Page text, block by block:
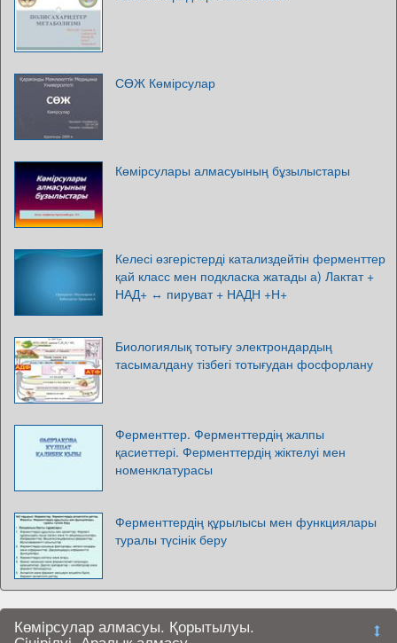
СӨЖ Көмірсулар
Көмірсулары алмасуының бұзылыстары
Келесі өзгерістерді катализдейтін ферменттер
қай класс мен подкласка жатады а) Лактат +
НАД+ ↔ пируват + НАДН +Н+
Биологиялық тотығу электрондардың
тасымалдану тізбегі тотығудан фосфорлану
Ферменттер. Ферменттердің жалпы
қасиеттері. Ферменттердің жіктелуі мен
номенклатурасы
Ферменттердің құрылысы мен функциялары
туралы түсінік беру
Көмiрсулар алмасуы. Қорытылуы.